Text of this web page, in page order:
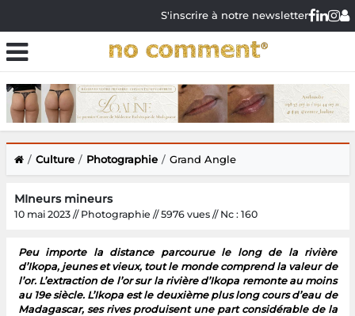
S'inscrire à notre newsletter
Culture Photographie Grand Angle
MIneurs mineurs
10 mai 2023 // Photographie // 5976 vues // Nc : 160
Peu importe la distance parcourue le long de la rivière
d’Ikopa, jeunes et vieux, tout le monde comprend la valeur de
l’or. L’extraction de l’or sur la rivière d’Ikopa remonte au moins
au 19e siècle. L’Ikopa est le deuxième plus long cours d’eau de
Madagascar, ses rives produisent une part considérable de la